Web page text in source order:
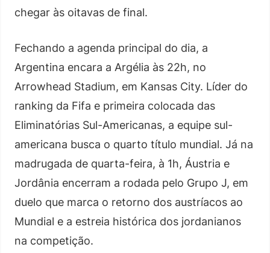
chegar às oitavas de final.
Fechando a agenda principal do dia, a
Argentina encara a Argélia às 22h, no
Arrowhead Stadium, em Kansas City. Líder do
ranking da Fifa e primeira colocada das
Eliminatórias Sul-Americanas, a equipe sul-
americana busca o quarto título mundial. Já na
madrugada de quarta-feira, à 1h, Áustria e
Jordânia encerram a rodada pelo Grupo J, em
duelo que marca o retorno dos austríacos ao
Mundial e a estreia histórica dos jordanianos
na competição.